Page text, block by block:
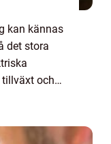
kan kännas
det stora
och